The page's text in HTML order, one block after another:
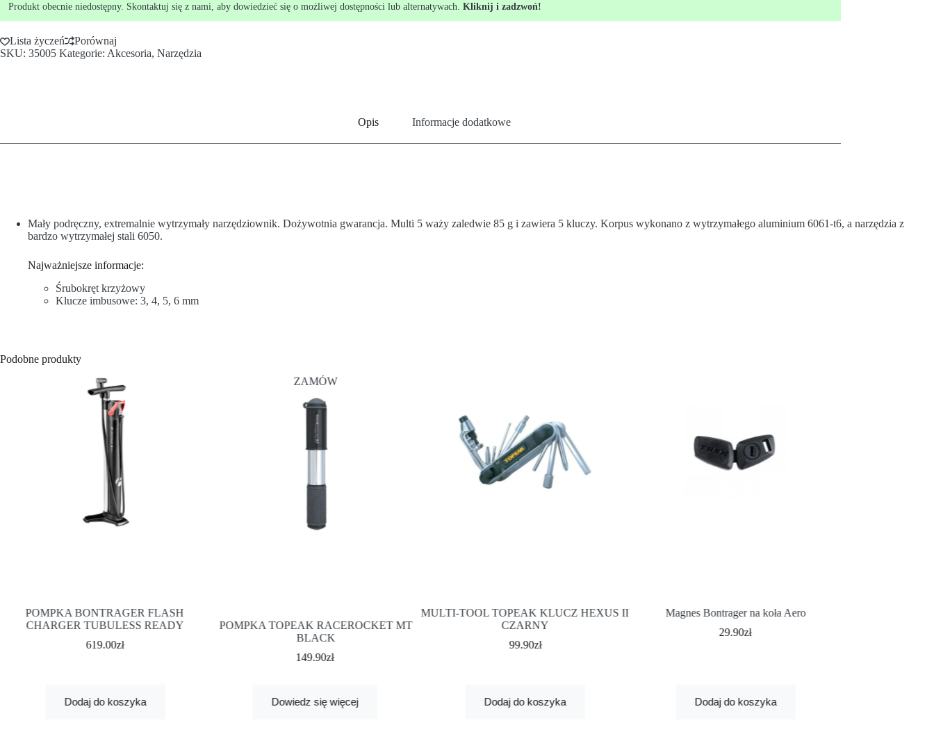
Produkt obecnie niedostępny. Skontaktuj się z nami, aby dowiedzieć się o możliwej dostępności lub alternatywach. Kliknij i zadzwoń!
Lista życzeń
Porównaj
SKU: 35005 Kategorie: Akcesoria, Narzędzia
Opis Informacje dodatkowe
Mały podręczny, extremalnie wytrzymały narzędziownik. Dożywotnia gwarancja. Multi 5 waży zaledwie 85 g i zawiera 5 kluczy. Korpus wykonano z wytrzymałego aluminium 6061-t6, a narzędzia z
bardzo wytrzymałej stali 6050.
Najważniejsze informacje:
Śrubokręt krzyżowy
Klucze imbusowe: 3, 4, 5, 6 mm
Podobne produkty
POMPKA BONTRAGER FLASH
CHARGER TUBULESS READY
619.00zł
Dodaj do koszyka
ZAMÓW
POMPKA TOPEAK RACEROCKET MT
BLACK
149.90zł
Dowiedz się więcej
MULTI-TOOL TOPEAK KLUCZ HEXUS II
CZARNY
99.90zł
Dodaj do koszyka
Magnes Bontrager na koła Aero
29.90zł
Dodaj do koszyka